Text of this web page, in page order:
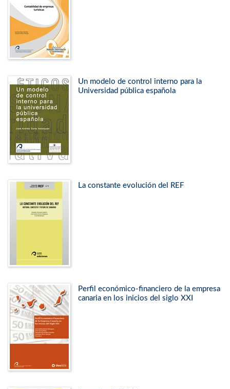
Un modelo de control interno para la
Universidad pública española
La constante evolución del REF
Perfil económico-financiero de la empresa
canaria en los inicios del siglo XXI